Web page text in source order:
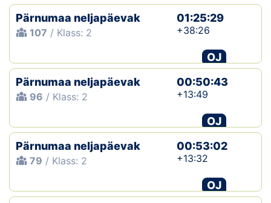
Pärnumaa neljapäevak
107 / Klass: 2
01:25:29
+38:26
OJ
Pärnumaa neljapäevak
96 / Klass: 2
00:50:43
+13:49
OJ
Pärnumaa neljapäevak
79 / Klass: 2
00:53:02
+13:32
OJ